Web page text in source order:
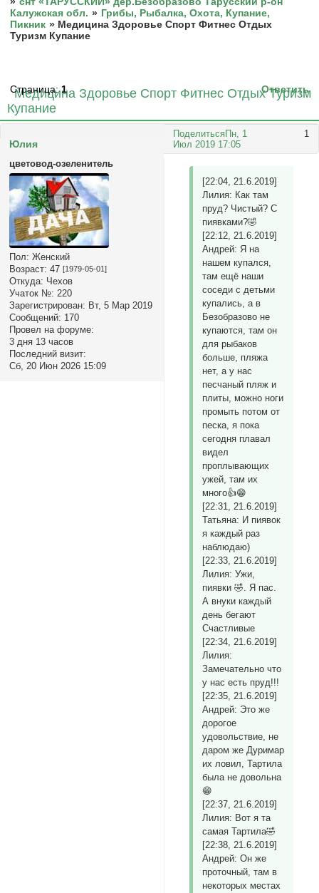
Калужская обл. » Грибы, Рыбалка, Охота, Купание,
Пикник » Медицина Здоровье Спорт Фитнес Отдых
Туризм Купание
Медицина Здоровье Спорт Фитнес Отдых Туризм
Купание
Страница:1 Ответить
Поделиться 1
Пн, 1
Июл 2019 17:05
Юлия
цветовод-озеленитель
Пол: Женский
Возраст: 47 [1979-05-01]
Откуда: Чехов
Учаток №: 220
Зарегистрирован: Вт, 5 Мар 2019
Сообщений: 170
Провел на форуме:
3 дня 13 часов
Последний визит:
Сб, 20 Июн 2026 15:09
[22:04, 21.6.2019]
Лилия: Как там
пруд? Чистый? С
пиявками?🤣
[22:12, 21.6.2019]
Андрей: Я на
нашем купался,
там ещё наши
соседи с детьми
купались, а в
Безобразово не
купаются, там он
для рыбаков
больше, пляжа
нет, а у нас
песчаный пляж и
плиты, можно ноги
промыть потом от
песка, я пока
сегодня плавал
видел
проплывающих
ужей, там их
много👍😁
[22:31, 21.6.2019]
Татьяна: И пиявок
я каждый раз
наблюдаю)
[22:33, 21.6.2019]
Лилия: Ужи,
пиявки 🤣. Я пас.
А внуки каждый
день бегают
Счастливые
[22:34, 21.6.2019]
Лилия:
Замечательно что
у нас есть пруд!!!
[22:35, 21.6.2019]
Андрей: Это же
дорогое
удовольствие, не
даром же Дуримар
их ловил, Тартила
была не довольна
😁
[22:37, 21.6.2019]
Лилия: Вот я та
самая Тартила🤣
[22:38, 21.6.2019]
Андрей: Он же
проточный, там в
некоторых местах